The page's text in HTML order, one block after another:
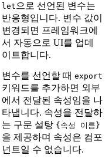
let 으로 선언된 변수는
반응형입니다. 변수 값이
변경되면 프레임워크에
서 자동으로 UI를 업데
이트합니다.
변수를 선언할 때 export
키워드를 추가하면 외부
에서 전달된 속성임을 나
타냅니다. 속성을 전달하
는 구문 설탕 {속성 이름}
을 제공하며 속성은 컴포
넌트일 수 없습니다.